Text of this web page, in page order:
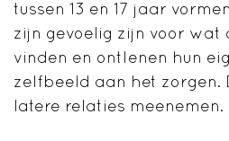
tussen 13 en 17 jaar
zijn gevoelig zijn voor wat
vinden en ontlenen hun
zelfbeeld aan het zorgen.
latere relaties meenemen.